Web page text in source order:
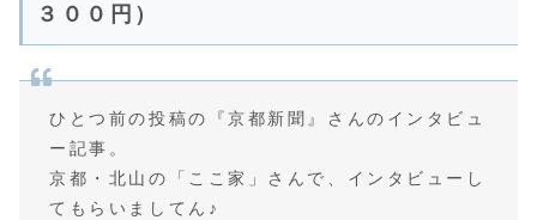
３００円）
ひとつ前の投稿の『京都新聞』さんのインタビュ
ー記事。
京都・北山の「ここ家」さんで、インタビューし
てもらいましてん♪